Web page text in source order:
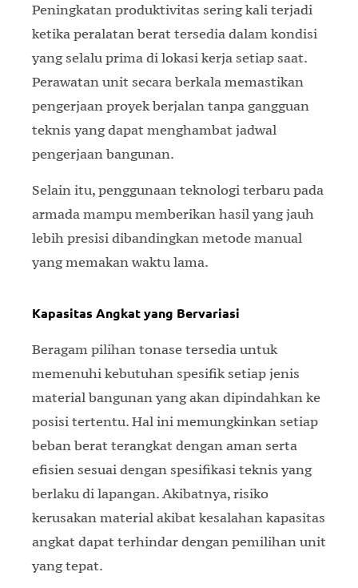
Peningkatan produktivitas sering kali terjadi
ketika peralatan berat tersedia dalam kondisi
yang selalu prima di lokasi kerja setiap saat.
Perawatan unit secara berkala memastikan
pengerjaan proyek berjalan tanpa gangguan
teknis yang dapat menghambat jadwal
pengerjaan bangunan.
Selain itu, penggunaan teknologi terbaru pada
armada mampu memberikan hasil yang jauh
lebih presisi dibandingkan metode manual
yang memakan waktu lama.
Kapasitas Angkat yang Bervariasi
Beragam pilihan tonase tersedia untuk
memenuhi kebutuhan spesifik setiap jenis
material bangunan yang akan dipindahkan ke
posisi tertentu. Hal ini memungkinkan setiap
beban berat terangkat dengan aman serta
efisien sesuai dengan spesifikasi teknis yang
berlaku di lapangan. Akibatnya, risiko
kerusakan material akibat kesalahan kapasitas
angkat dapat terhindar dengan pemilihan unit
yang tepat.